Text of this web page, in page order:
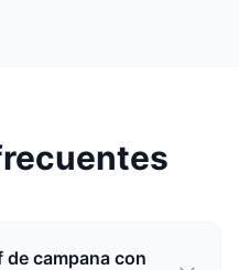
campana con